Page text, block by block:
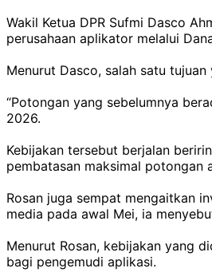
Wakil Ketua DPR Sufmi Dasco
perusahaan aplikator melalui
Menurut Dasco, salah satu
“Potongan yang sebelumnya
2026.
Kebijakan tersebut berjalan
pembatasan maksimal potongan
Rosan juga sempat mengaitkan
media pada awal Mei, ia
Menurut Rosan, kebijakan yang
bagi pengemudi aplikasi.